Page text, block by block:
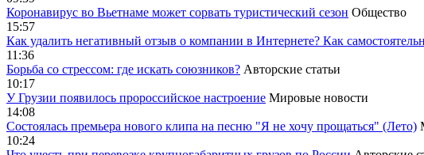
Коронавирус во Вьетнаме может сорвать туристический сезон Общество
15:57
Как удалить негативный отзыв о компании в Интернете? Как
11:36
Борьба со стрессом: где искать союзников? Авторские статьи
10:17
У Грузии появилось пророссийское настроение Мировые новости
14:08
Cостоялась премьера нового клипа на песню "Я не хочу прощаться" (Лето)
10:24